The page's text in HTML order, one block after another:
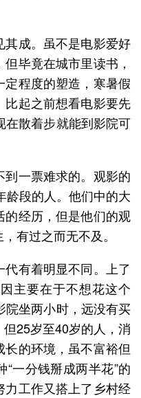
成。虽不是电影爱好
毕竟在城市里读书，
程度的塑造，寒暑假
起之前想看电影要先
在散着步就能到影院可
一票难求的。观影的
龄段的人。他们中的大
经历，但是他们的观
有过之而无不及。
有着明显不同。上了
主要在于不想花这个
院坐两小时，远没有买
25岁至40岁的人，消
的环境，虽不富裕但
一分钱掰成两半花”的
工作又搭上了乡村经